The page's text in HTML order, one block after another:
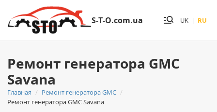
S-T-O.com.ua UK | RU
Ремонт генератора GMC
Savana
Главная
Ремонт генератора GMC
Ремонт генератора GMC Savana